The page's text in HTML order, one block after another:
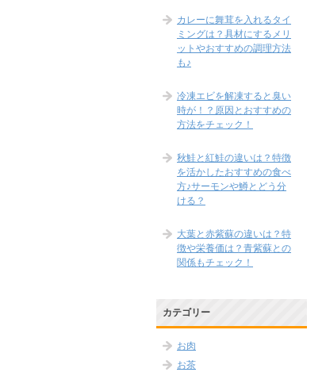
カレーに舞茸を入れるタイ
ミングは？具材にするメリ
ットやおすすめの調理方法
も♪
冷凍エビを解凍すると臭い
時が！？原因とおすすめの
方法をチェック！
秋鮭と紅鮭の違いは？特徴
を活かしたおすすめの食べ
方♪サーモンや鱒とどう分
ける？
大葉と赤紫蘇の違いは？特
徴や栄養価は？青紫蘇との
関係もチェック！
カテゴリー
お肉
お茶